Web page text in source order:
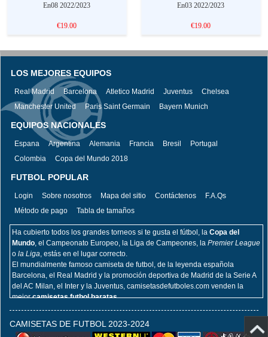
En08 2022/2023
€19.00
En03 2022/2023
€19.00
LOS MEJORES EQUIPOS
Real Madrid Barcelona Atletico Madrid Juventus
Chelsea
Manchester United
Paris Saint Germain Bayern Munich
EQUIPOS NACIONALES
Espana Argentina Alemania Francia Bresil
Portugal
Colombia
Copa del Mundo 2018
FUTBOL POPULAR
Login Sobre nosotros Mapa del sitio Contáctenos
F.A.Qs
Método de pago
Tabla de tamaños
Ha cubierto todos los grandes torneos si te gusta el fútbol, la Copa del
Mundo, el Campeonato Europeo, la Liga de Campeones, la Premier League
o la Liga, estás en el lugar correcto.
El mundialmente famoso camiseta de futbol, de la leyenda española
Barcelona, el Real Madrid y la promoción deportiva de Madrid de la Serie A
del AC Milan, el Inter y la Juventus, camisetasdefutboles.com venden la
mejorcamisetas futbol baratas.
departamentos de élite de Europa, la Bundesliga, la Liga francesa, la Liga,
la Serie A, la Premiership y más representantes.
CAMISETAS DE FUTBOL 2023-2024